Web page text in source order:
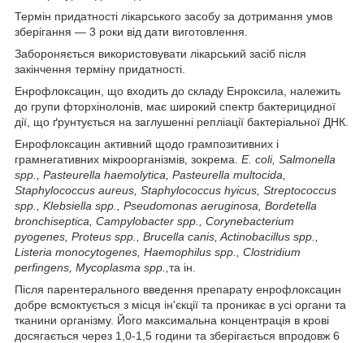
Термін придатності лікарського засобу за дотримання умов
зберігання — 3 роки від дати виготовлення.
Забороняється використовувати лікарський засіб після
закінчення терміну придатності.
Енрофлоксацин, що входить до складу Енроксила, належить
до групи фторхінолонів, має широкий спектр бактерицидної
дії, що ґрунтується на заглушенні репліації бактеріальної ДНК.
Енрофлоксацин активний щодо грампозитивних і
грамнегативних мікроорганізмів, зокрема. E. coli, Salmonella
spp., Pasteurella haemolytica, Pasteurella multocida,
Staphylococcus aureus, Staphylococcus hyicus, Streptococcus
spp., Klebsiella spp., Pseudomonas aeruginosa, Bordetella
bronchiseptica, Campylobacter spp., Corynebacterium
pyogenes, Proteus spp., Brucella canis, Actinobacillus spp.,
Listeria monocytogenes, Haemophilus spp., Clostridium
perfingens , Mycoplasma spp., та ін.
Після парентерального введення препарату енрофлоксацин
добре всмоктується з місця ін'єкції та проникає в усі органи та
тканини організму. Його максимальна концентрація в крові
досягається через 1,0-1,5 години та зберігається впродовж 6